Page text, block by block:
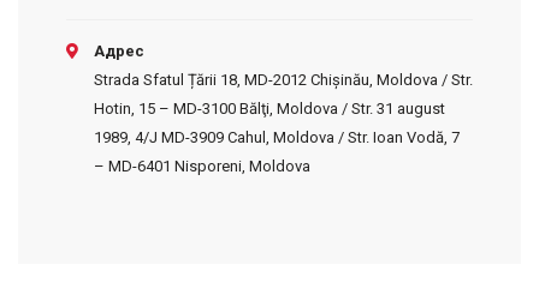
Адрес
Strada Sfatul Țării 18, MD-2012 Chișinău, Moldova / Str.
Hotin, 15 – MD-3100 Bălţi, Moldova / Str. 31 august
1989, 4/J MD-3909 Cahul, Moldova / Str. Ioan Vodă, 7
– MD-6401 Nisporeni, Moldova